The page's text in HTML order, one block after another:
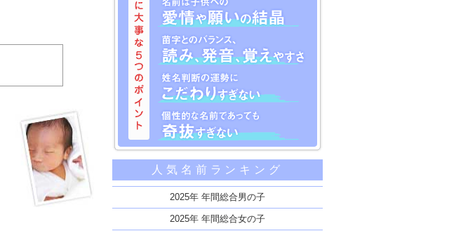
名づけに大事な5つのポイント
命名に親の責任を自覚する
名前は子供への愛情や願いの結晶
苗字とのバランス、読み、発音、覚えやすさ
姓名判断の運勢にこだわりすぎない
人気名前ランキング
2025年 年間総合男の子
2025年 年間総合女の子